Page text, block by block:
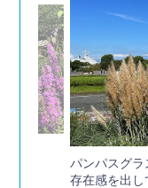
パンパスグラ
存在感を出し